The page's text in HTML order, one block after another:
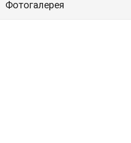
Фотогалерея